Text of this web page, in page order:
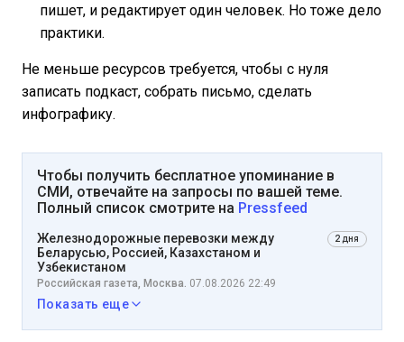
пишет, и редактирует один человек. Но тоже дело
практики.
Не меньше ресурсов требуется, чтобы с нуля
записать подкаст, собрать письмо, сделать
инфографику.
Чтобы получить бесплатное упоминание в
СМИ, отвечайте на запросы по вашей теме.
Полный список смотрите на Pressfeed
Железнодорожные перевозки между
Беларусью, Россией, Казахстаном и
Узбекистаном
2 дня
Российская газета, Москва. 07.08.2026 22:49
Показать еще